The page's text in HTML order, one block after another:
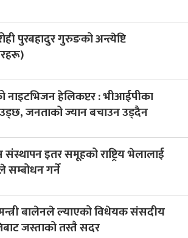
पुरबहादुर गुरुङको अन्त्येष्टि
नाइटभिजन हेलिकप्टर : भीआईपीका
जनताको ज्यान बचाउन उड्दैन
संस्थापन इतर समूहको राष्ट्रिय भेलालाई
सम्बोधन गर्ने
बालेनले ल्याएको विधेयक संसदीय
जस्ताको तस्तै सदर